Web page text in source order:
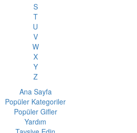
S
T
U
V
W
X
Y
Z
Ana Sayfa
Popüler Kategoriler
Popüler Gifler
Yardım